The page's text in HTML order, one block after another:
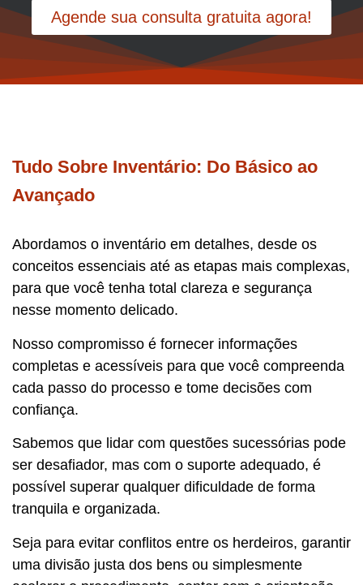
Agende sua consulta gratuita agora!
Tudo Sobre Inventário: Do Básico ao
Avançado
Abordamos o inventário em detalhes, desde os
conceitos essenciais até as etapas mais complexas,
para que você tenha total clareza e segurança
nesse momento delicado.
Nosso compromisso é fornecer informações
completas e acessíveis para que você compreenda
cada passo do processo e tome decisões com
confiança.
Sabemos que lidar com questões sucessórias pode
ser desafiador, mas com o suporte adequado, é
possível superar qualquer dificuldade de forma
tranquila e organizada.
Seja para evitar conflitos entre os herdeiros, garantir
uma divisão justa dos bens ou simplesmente